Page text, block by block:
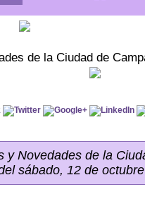
de la Ciudad de
y Novedades de la
sábado, 12 de